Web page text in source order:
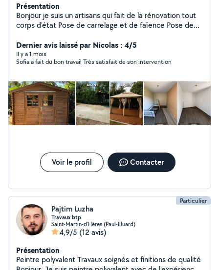
Présentation
Bonjour je suis un artisans qui fait de la rénovation tout
corps d'état Pose de carrelage et de faïence Pose de
Plomberie ( Raccord évacuation et arrivée d'eau ) , (
Pose de receveur, vasque, wc ) Montage de meuble Et
autres N'hésiter pas à me contacter pour qu'on puisse
Dernier avis laissé par Nicolas : 4/5
Il y a 1 mois
Sofia a fait du bon travail Très satisfait de son intervention
Voir le profil Contacter
Particulier
Pajtim Luzha
Travaux btp
Saint-Martin-d'Hères (Paul-Eluard)
4,9/5 (12 avis)
Présentation
Peintre polyvalent Travaux soignés et finitions de qualité